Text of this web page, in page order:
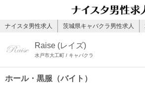
ナイスタ男性求人 茨城県キャバクラ男性求人
Raise (レイズ)
水戸市大工町 / キャバクラ
ホール・黒服（バイト）